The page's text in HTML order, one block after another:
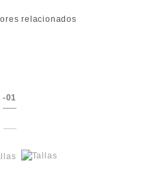
-01